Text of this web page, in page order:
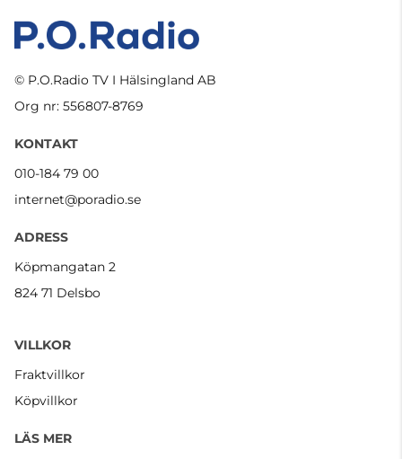
© P.O.Radio TV I Hälsingland AB
Org nr: 556807-8769
KONTAKT
010-184 79 00
internet@poradio.se
ADRESS
Köpmangatan 2
824 71 Delsbo
VILLKOR
Fraktvillkor
Köpvillkor
LÄS MER